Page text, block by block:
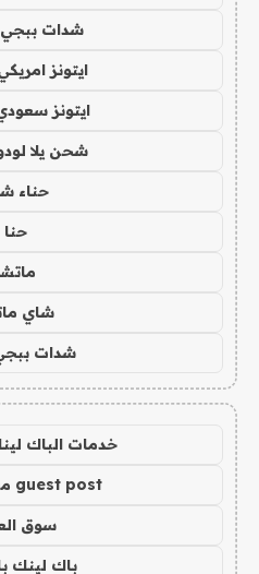
شدات
ايتونز
ايتونز
شحن يلا
حناء
حنا
شاي
شدات
خدمات الباك
guest post مقال ضيف
سوق
باك لينك